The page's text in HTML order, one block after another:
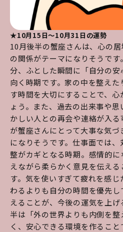
★10月15日～10月31日の運勢
10月後半の蟹座さんは、心の
の関係がテーマになりそうで
分、ふとした瞬間に「自分の
向く時期です。家の中を整え
す時間を大切にすることで、
ょう。また、過去の出来事や
かしい人との再会や連絡が入
が蟹座さんにとって大事な気
になりそうです。仕事面では
整がカギとなる時期。感情的
えながら柔らかく意見を伝え
す。気を使いすぎて疲れを感
わるよりも自分の時間を優先
えることが、今後の運気を上
半は「外の世界よりも内側を
く、安心できる環境を作るこ